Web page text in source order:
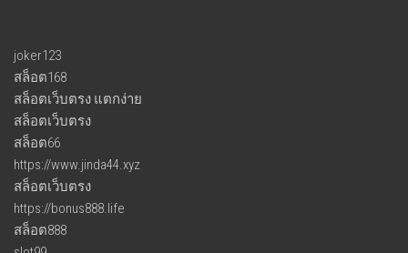
joker123
สล็อต168
สล็อตเว็บตรง แตกง่าย
สล็อตเว็บตรง
สล็อต66
https://www.jinda44.xyz
สล็อตเว็บตรง
https://bonus888.life
สล็อต888